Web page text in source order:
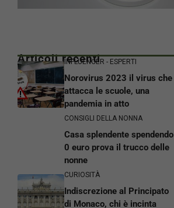
Articoli recentiINFLUENCER - ESPERTI
Norovirus 2023 il virus che
attacca le scuole, una
pandemia in atto
CONSIGLI DELLA NONNA
Casa splendente spendendo
0 euro prova il trucco delle
nonne
CURIOSITÀ
Indiscrezione al Principato
di Monaco, chi è incinta